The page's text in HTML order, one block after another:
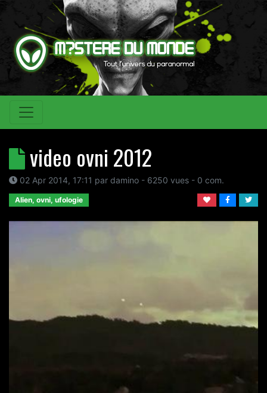
video ovni 2012
02 Apr 2014, 17:11 par damino - 6250 vues - 0 com.
Alien, ovni, ufologie